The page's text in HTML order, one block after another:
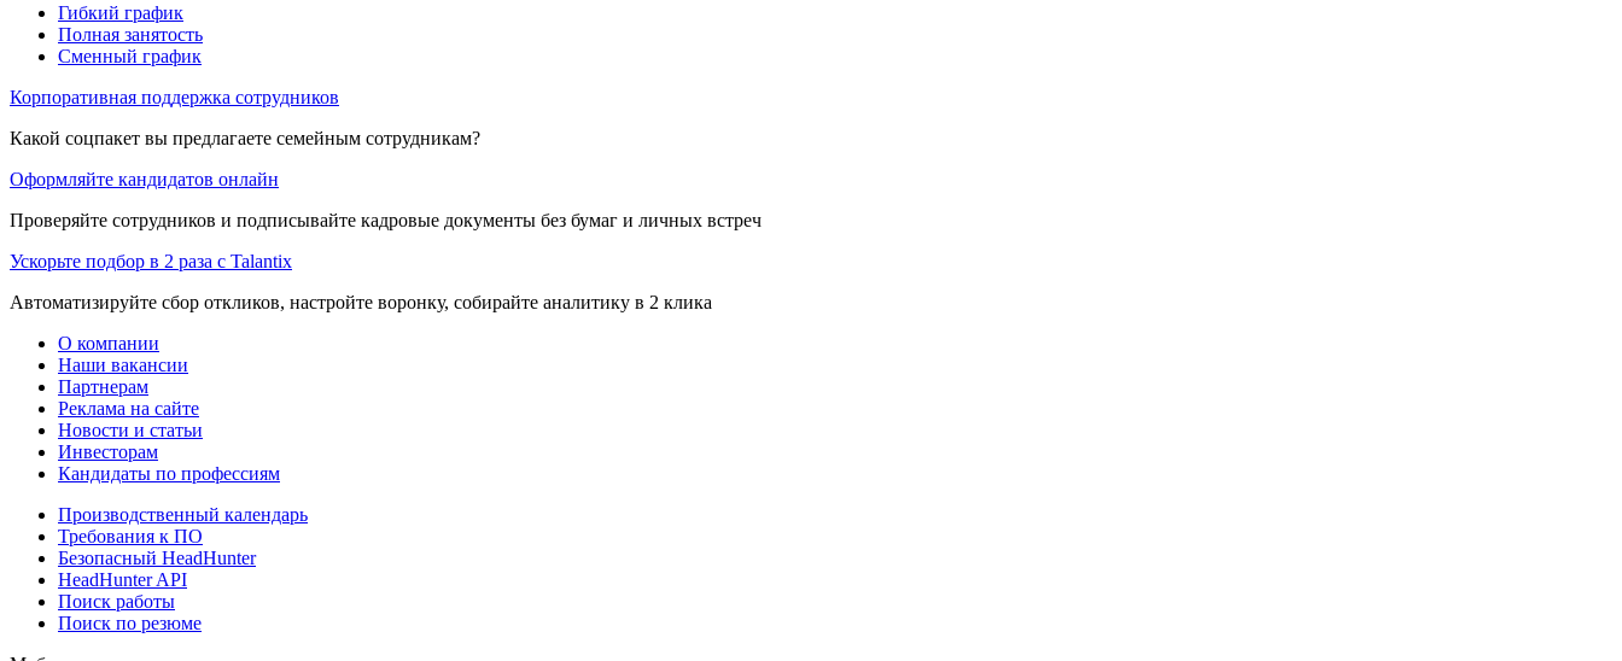
Гибкий график
Полная занятость
Сменный график
Корпоративная поддержка сотрудников
Какой соцпакет вы предлагаете семейным сотрудникам?
Оформляйте кандидатов онлайн
Проверяйте сотрудников и подписывайте кадровые документы без бумаг и личных встреч
Ускорьте подбор в 2 раза с Talantix
Автоматизируйте сбор откликов, настройте воронку, собирайте аналитику в 2 клика
О компании
Наши вакансии
Партнерам
Реклама на сайте
Новости и статьи
Инвесторам
Кандидаты по профессиям
Производственный календарь
Требования к ПО
Безопасный HeadHunter
HeadHunter API
Поиск работы
Поиск по резюме